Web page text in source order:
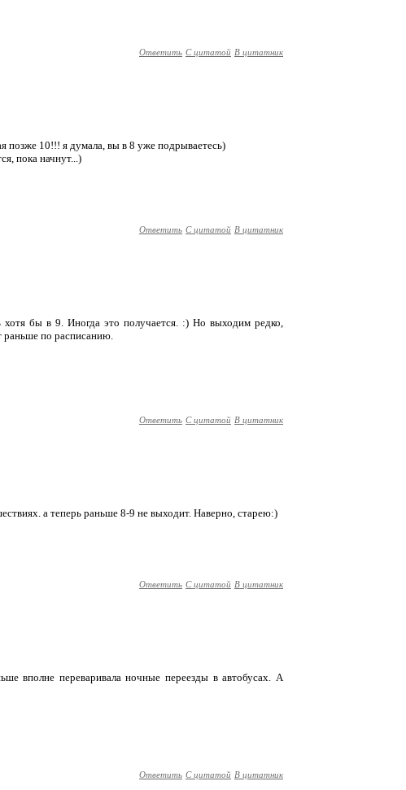
Ответить С цитатой В цитатник
позже 10!!! я думала, вы в 8 уже подрываетесь)
пока начнут...)
Ответить С цитатой В цитатник
хотя бы в 9. Иногда это получается. :) Но выходим редко,
раньше по расписанию.
Ответить С цитатой В цитатник
а теперь раньше 8-9 не выходит. Наверно, старею:)
Ответить С цитатой В цитатник
вполне переваривала ночные переезды в автобусах. А
Ответить С цитатой В цитатник